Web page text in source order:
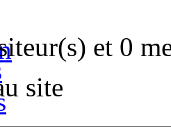
et 0
site